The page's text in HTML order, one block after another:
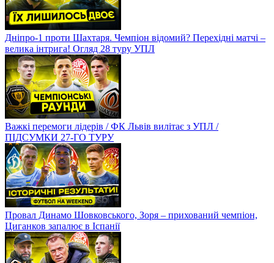
Дніпро-1 проти Шахтаря. Чемпіон відомий? Перехідні матчі –
велика інтрига! Огляд 28 туру УПЛ
Важкі перемоги лідерів / ФК Львів вилітає з УПЛ /
ПІДСУМКИ 27-ГО ТУРУ
Провал Динамо Шовковського, Зоря – прихований чемпіон,
Циганков запалює в Іспанії